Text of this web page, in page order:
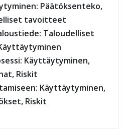
Päätöksenteko,
tavoitteet
Taloudelliset
Käyttäytyminen,
Riskit
Käyttäytyminen,
Riskit